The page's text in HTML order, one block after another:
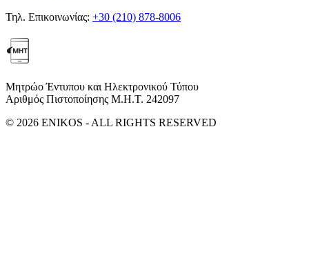
Τηλ. Επικοινωνίας: +30 (210) 878-8006
Μητρώο Έντυπου και Ηλεκτρονικού Τύπου
Αριθμός Πιστοποίησης Μ.Η.Τ. 242097
© 2026 ENIKOS - ALL RIGHTS RESERVED